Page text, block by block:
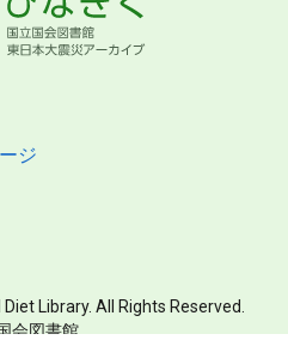
ジ
Library. All Rights Reserved.